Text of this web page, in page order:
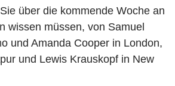
über die kommende Woche an
wissen müssen, von Samuel
und Amanda Cooper in London,
und Lewis Krauskopf in New